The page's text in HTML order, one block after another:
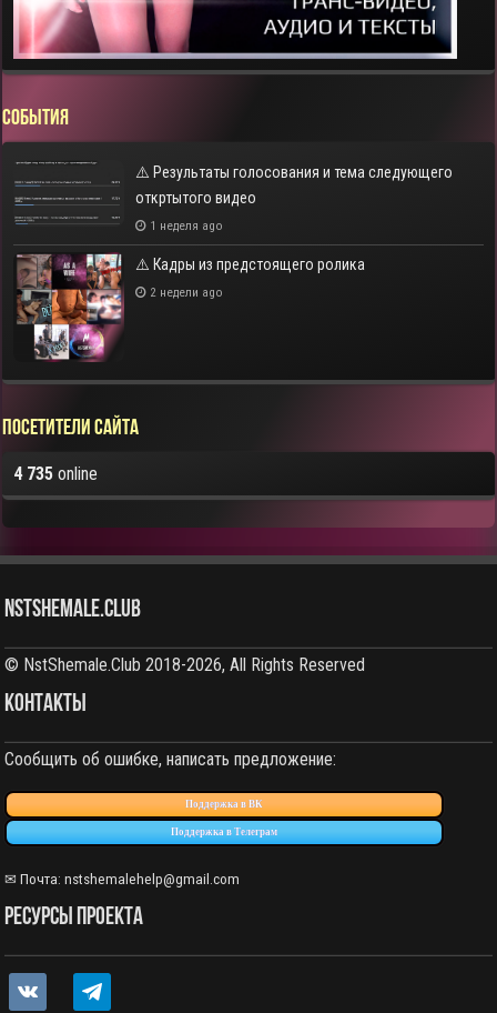
СОБЫТИЯ
⚠️ Результаты голосования и тема следующего
откртытого видео
1 неделя ago
⚠️ Кадры из предстоящего ролика
2 недели ago
Посетители сайта
4 735 online
NstShemale.Club
© NstShemale.Club 2018-2026, All Rights Reserved
КОНТАКТЫ
Сообщить об ошибке, написать предложение:
Поддержка в ВК
Поддержка в Телеграм
✉ Почта: nstshemalehelp@gmail.com
РЕСУРСЫ ПРОЕКТА
vkontakte telegram